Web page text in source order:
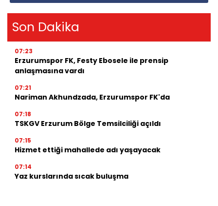
Son Dakika
07:23
Erzurumspor FK, Festy Ebosele ile prensip
anlaşmasına vardı
07:21
Nariman Akhundzada, Erzurumspor FK'da
07:18
TSKGV Erzurum Bölge Temsilciliği açıldı
07:15
Hizmet ettiği mahallede adı yaşayacak
07:14
Yaz kurslarında sıcak buluşma